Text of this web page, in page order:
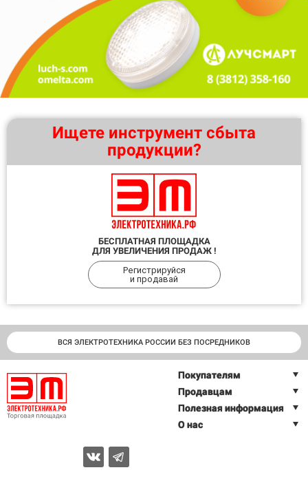
Ищете инструмент сбыта
продукции?
БЕСПЛАТНАЯ ПЛОЩАДКА
ДЛЯ УВЕЛИЧЕНИЯ ПРОДАЖ !
Регистрируйся
и продавай
ВСЯ ЭЛЕКТРОТЕХНИКА РОССИИ БЕЗ ПОСРЕДНИКОВ
Покупателям
Продавцам
Полезная информация
О нас